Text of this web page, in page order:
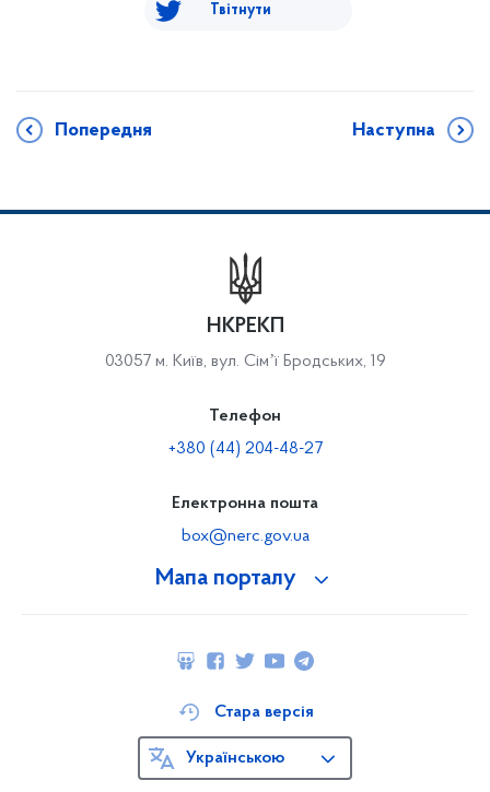
Твітнути
Попередня Наступна
Мапа порталу
НКРЕКП
03057 м. Київ, вул. Сімʼї Бродських, 19
Телефон
+380 (44) 204-48-27
Електронна пошта
box@nerc.gov.ua
Стара версія
Українською